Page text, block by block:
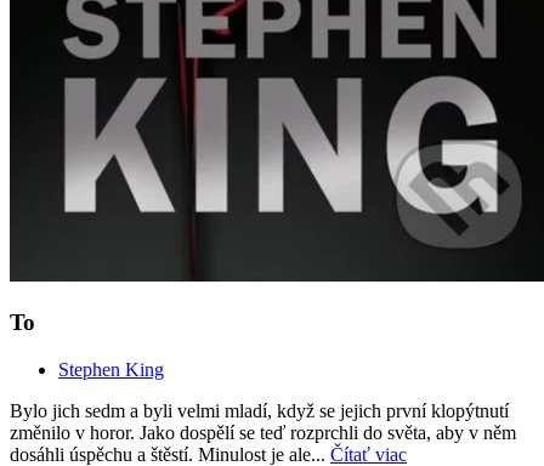
To
Stephen King
Bylo jich sedm a byli velmi mladí, když se jejich první klopýtnutí
změnilo v horor. Jako dospělí se teď rozprchli do světa, aby v něm
dosáhli úspěchu a štěstí. Minulost je ale... Čítať viac